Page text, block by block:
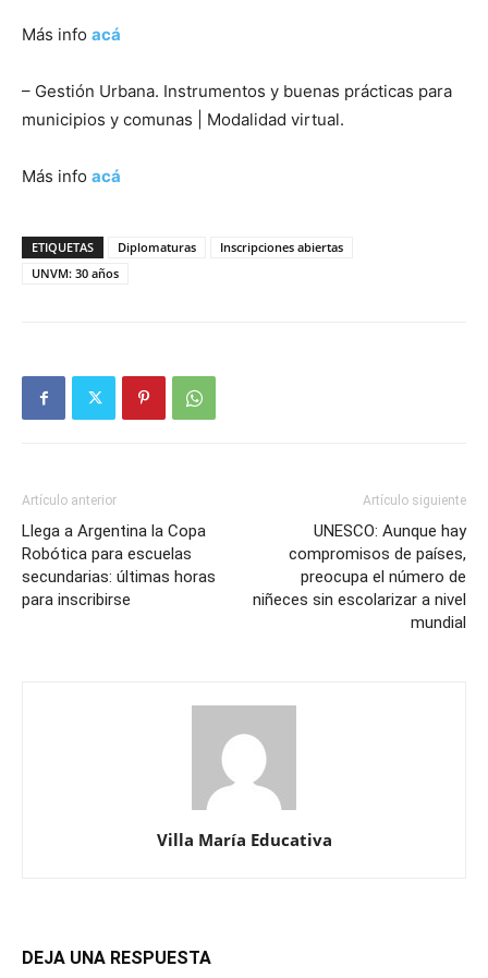
Más info acá
– Gestión Urbana. Instrumentos y buenas prácticas para
municipios y comunas | Modalidad virtual.
Más info acá
ETIQUETAS Diplomaturas
Inscripciones abiertas
UNVM: 30 años
Artículo anterior
Llega a Argentina la Copa
Robótica para escuelas
secundarias: últimas horas
para inscribirse
Artículo siguiente
UNESCO: Aunque hay
compromisos de países,
preocupa el número de
niñeces sin escolarizar a nivel
mundial
Villa María Educativa
DEJA UNA RESPUESTA